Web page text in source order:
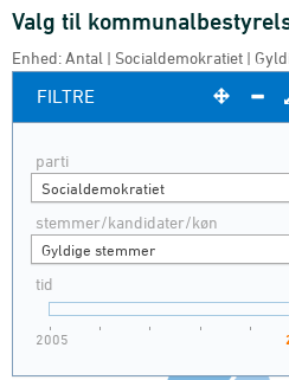
Enhed: Antal | Socialdemokratiet |
Valg til
Enhed: Antal | Socialdemokratiet |
FILTRE
parti
Socialdemokratiet
stemmer/kandidater/køn
Gyldige stemmer
tid
2005